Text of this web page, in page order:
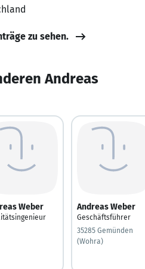
zu sehen.
Andreas
Weber Andreas Weber
Geschäftsführer
35285 Gemünden
(Wohra)